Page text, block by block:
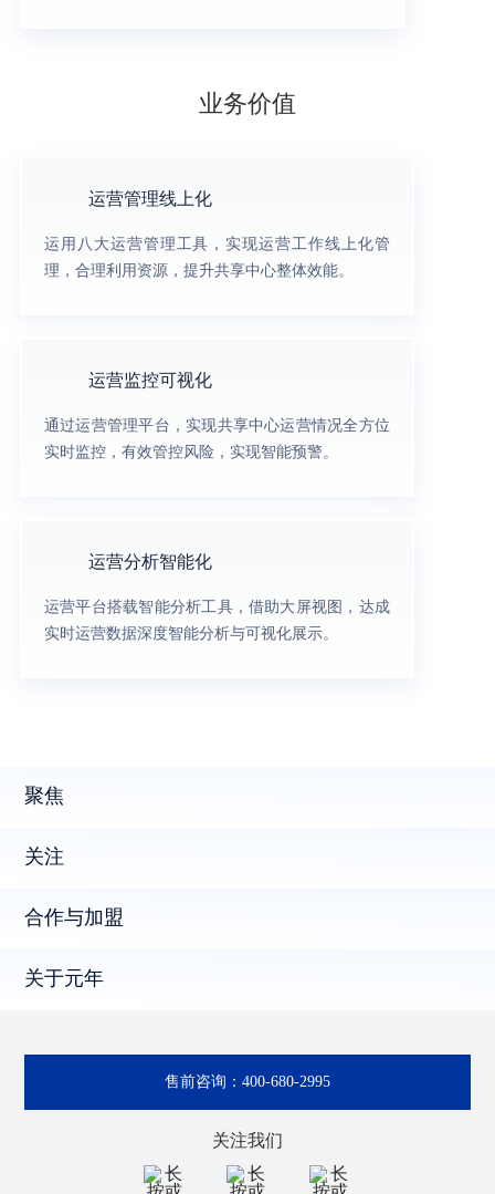
业务价值
运营管理线上化
运用八大运营管理工具，实现运营工作线上化管
理，合理利用资源，提升共享中心整体效能。
运营监控可视化
通过运营管理平台，实现共享中心运营情况全方位
实时监控，有效管控风险，实现智能预警。
运营分析智能化
运营平台搭载智能分析工具，借助大屏视图，达成
实时运营数据深度智能分析与可视化展示。
聚焦
关注
合作与加盟
关于元年
售前咨询： 400-680-2995
关注我们